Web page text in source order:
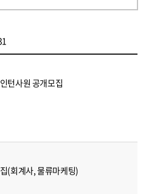
턴사원 공개모집
(회계사, 물류마케팅)